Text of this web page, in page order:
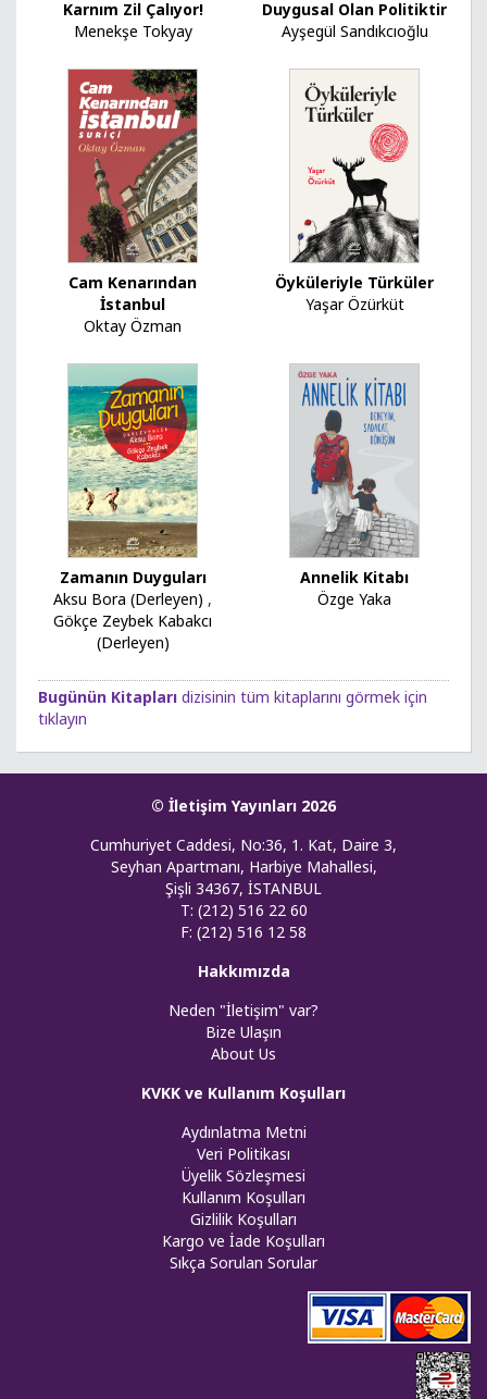
Karnım Zil Çalıyor!
Menekşe Tokyay
Duygusal Olan Politiktir
Ayşegül Sandıkcıoğlu
Cam Kenarından
İstanbul
Oktay Özman
Öyküleriyle Türküler
Yaşar Özürküt
Zamanın Duyguları
Aksu Bora (Derleyen) ,
Gökçe Zeybek Kabakcı
(Derleyen)
Annelik Kitabı
Özge Yaka
Bugünün Kitapları dizisinin tüm kitaplarını görmek için
tıklayın
© İletişim Yayınları 2026
Cumhuriyet Caddesi, No:36, 1. Kat, Daire 3,
Seyhan Apartmanı, Harbiye Mahallesi,
Şişli 34367, İSTANBUL
T: (212) 516 22 60
F: (212) 516 12 58
Hakkımızda
Neden "İletişim" var?
Bize Ulaşın
About Us
KVKK ve Kullanım Koşulları
Aydınlatma Metni
Veri Politikası
Üyelik Sözleşmesi
Kullanım Koşulları
Gizlilik Koşulları
Kargo ve İade Koşulları
Sıkça Sorulan Sorular